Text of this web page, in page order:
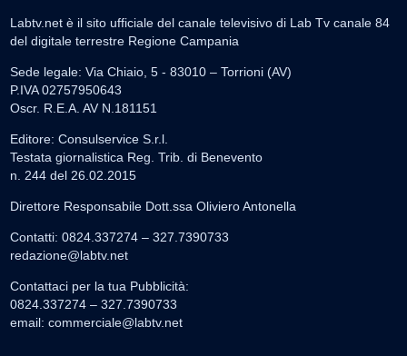
Labtv.net è il sito ufficiale del canale televisivo di Lab Tv canale 84
del digitale terrestre Regione Campania
Sede legale: Via Chiaio, 5 - 83010 – Torrioni (AV)
P.IVA 02757950643
Oscr. R.E.A. AV N.181151
Editore: Consulservice S.r.l.
Testata giornalistica Reg. Trib. di Benevento
n. 244 del 26.02.2015
Direttore Responsabile Dott.ssa Oliviero Antonella
Contatti: 0824.337274 – 327.7390733
redazione@labtv.net
Contattaci per la tua Pubblicità:
0824.337274 – 327.7390733
email: commerciale@labtv.net